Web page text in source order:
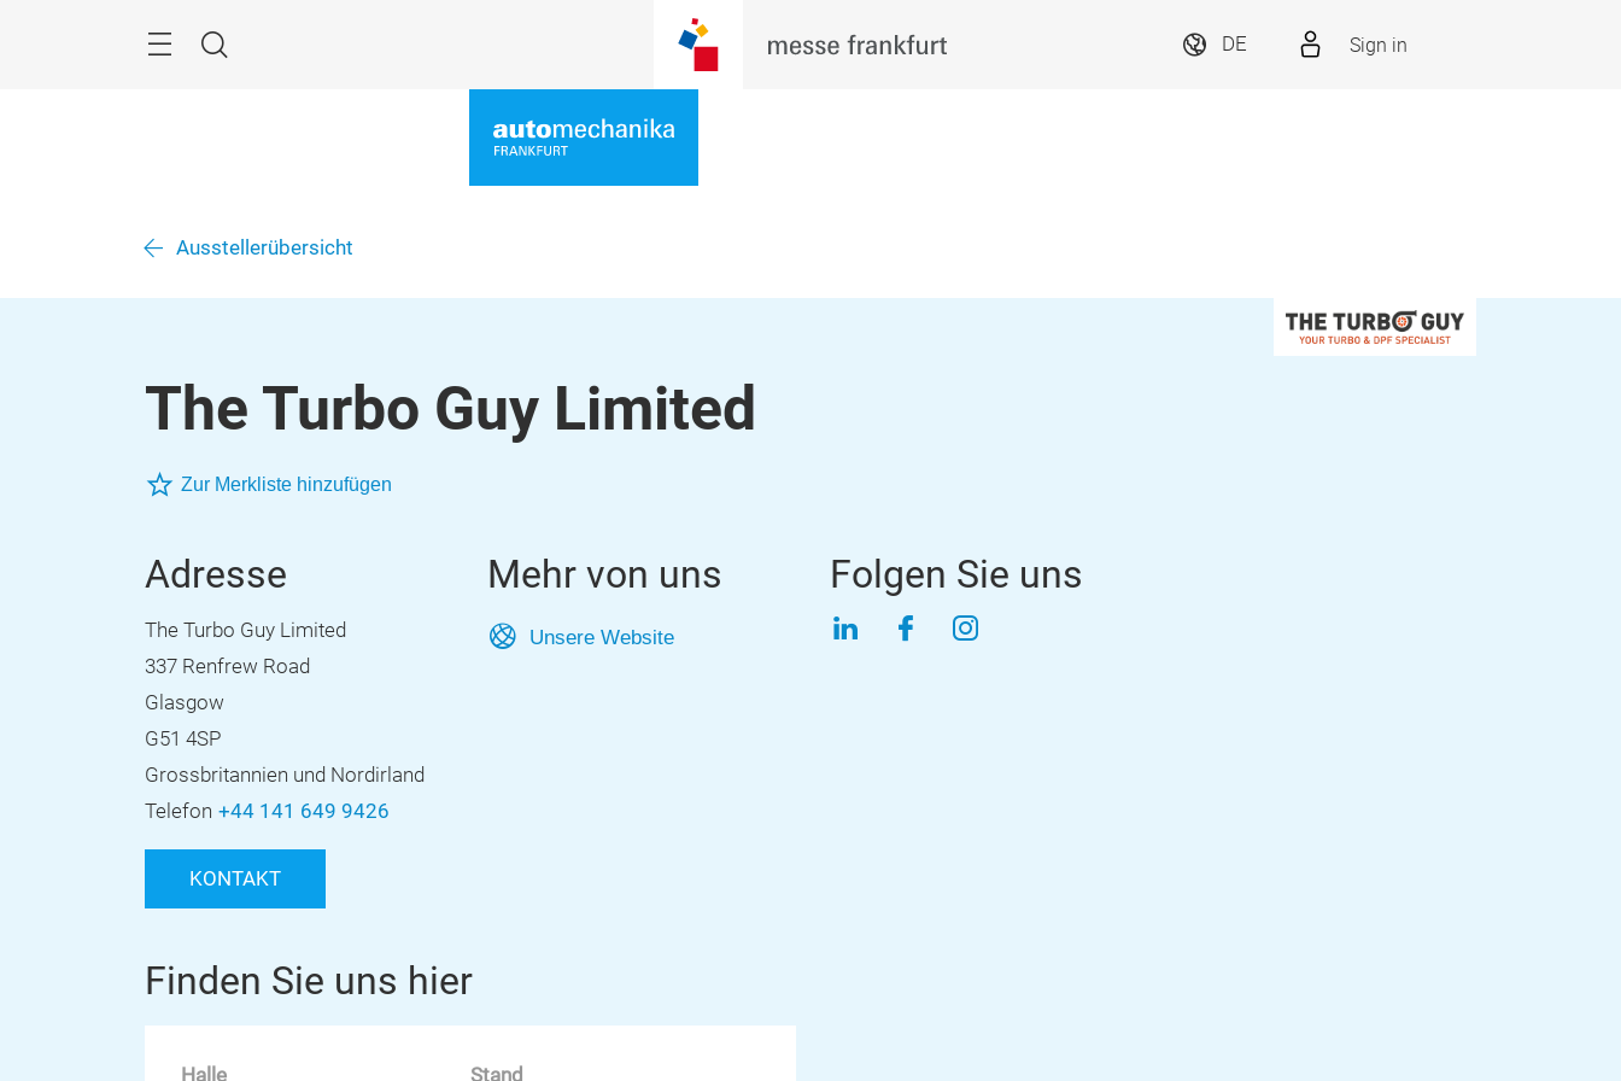
Suche
DE Sign in
Ausstellerübersicht
The Turbo Guy Limited
Zur Merkliste hinzufügen
Adresse
The Turbo Guy Limited
337 Renfrew Road
Glasgow
G51 4SP
Grossbritannien und Nordirland
Telefon +44 141 649 9426
KONTAKT
Mehr von uns
Unsere Website
Folgen Sie uns
LinkedInFacebookInstagram
Finden Sie uns hier
Halle Stand